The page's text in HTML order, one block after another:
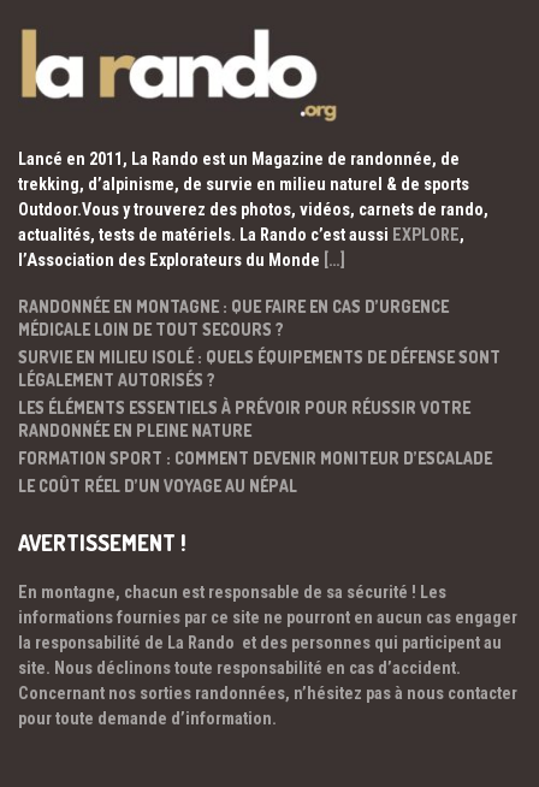
Lancé en 2011, La Rando est un Magazine de randonnée, de
trekking, d’alpinisme, de survie en milieu naturel & de sports
Outdoor.Vous y trouverez des photos, vidéos, carnets de rando,
actualités, tests de matériels. La Rando c’est aussi EXPLORE,
l’Association des Explorateurs du Monde […]
RANDONNÉE EN MONTAGNE : QUE FAIRE EN CAS D’URGENCE
MÉDICALE LOIN DE TOUT SECOURS ?
SURVIE EN MILIEU ISOLÉ : QUELS ÉQUIPEMENTS DE DÉFENSE SONT
LÉGALEMENT AUTORISÉS ?
LES ÉLÉMENTS ESSENTIELS À PRÉVOIR POUR RÉUSSIR VOTRE
RANDONNÉE EN PLEINE NATURE
FORMATION SPORT : COMMENT DEVENIR MONITEUR D’ESCALADE
LE COÛT RÉEL D’UN VOYAGE AU NÉPAL
AVERTISSEMENT !
En montagne, chacun est responsable de sa sécurité ! Les
informations fournies par ce site ne pourront en aucun cas engager
la responsabilité de La Rando et des personnes qui participent au
site. Nous déclinons toute responsabilité en cas d’accident.
Concernant nos sorties randonnées, n’hésitez pas à nous contacter
pour toute demande d’information.